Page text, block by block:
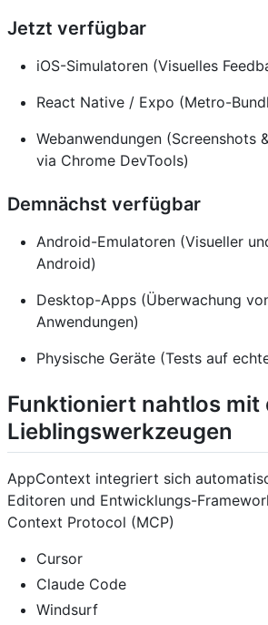
Jetzt verfügbar
iOS-Simulatoren (Visuelles
React Native / Expo (Metro-
Webanwendungen (Screenshots
via Chrome DevTools)
Demnächst verfügbar
Android-Emulatoren (Visueller
Android)
Desktop-Apps (Überwachung
Anwendungen)
Physische Geräte (Tests auf
Funktioniert nahtlos mit
Lieblingswerkzeugen
AppContext integriert sich
Editoren und Entwicklungs-
Context Protocol (MCP)
Cursor
Claude Code
Windsurf